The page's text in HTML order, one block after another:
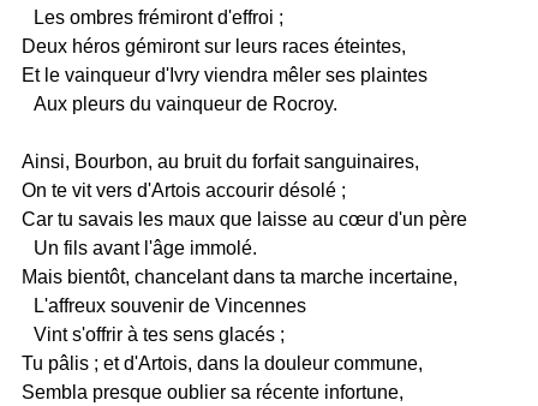
Les ombres frémiront d'effroi ;
Deux héros gémiront sur leurs races éteintes,
Et le vainqueur d'Ivry viendra mêler ses plaintes
Aux pleurs du vainqueur de Rocroy.
Ainsi, Bourbon, au bruit du forfait sanguinaires,
On te vit vers d'Artois accourir désolé ;
Car tu savais les maux que laisse au cœur d'un père
Un fils avant l'âge immolé.
Mais bientôt, chancelant dans ta marche incertaine,
L'affreux souvenir de Vincennes
Vint s'offrir à tes sens glacés ;
Tu pâlis ; et d'Artois, dans la douleur commune,
Sembla presque oublier sa récente infortune,